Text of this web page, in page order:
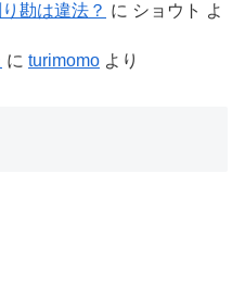
勘は違法？ に ショウト よ
に turimomo より